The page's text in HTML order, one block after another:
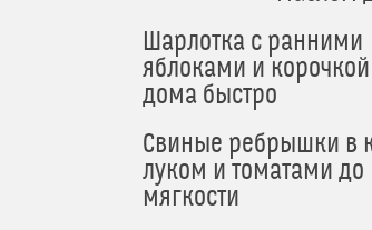
Шарлотка с ранними
яблоками и
дома быстро
Свиные ребрышки в
луком и томатами до
мягкости